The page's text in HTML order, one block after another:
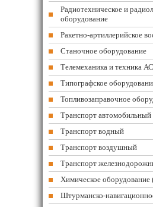
Радиотехническое и
оборудование
Ракетно-артиллерийское
Станочное оборудование
Телемеханика и техника
Типографское
Топливозаправочное
Транспорт автомобильный
Транспорт водный
Транспорт воздушный
Транспорт
Химическое оборудование
Штурманско-